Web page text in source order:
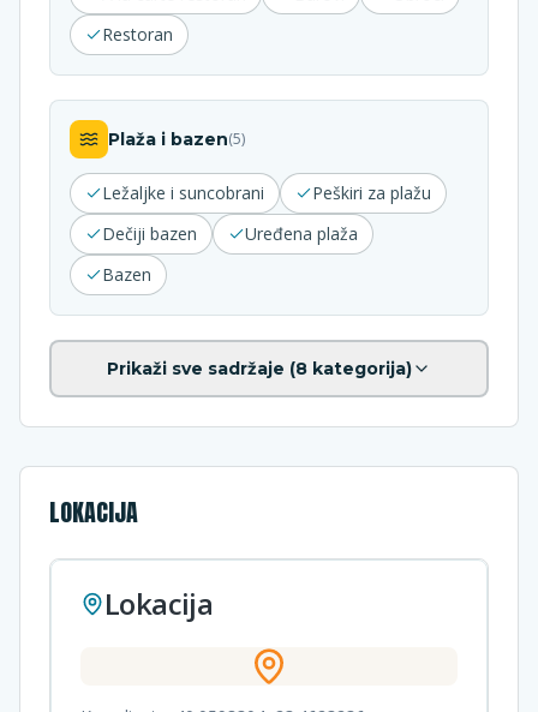
Restoran
Plaža i bazen(5)
Ležaljke i suncobrani
Peškiri za plažu
Dečiji bazen
Uređena plaža
Bazen
Prikaži sve sadržaje (8 kategorija)
LOKACIJA
Lokacija